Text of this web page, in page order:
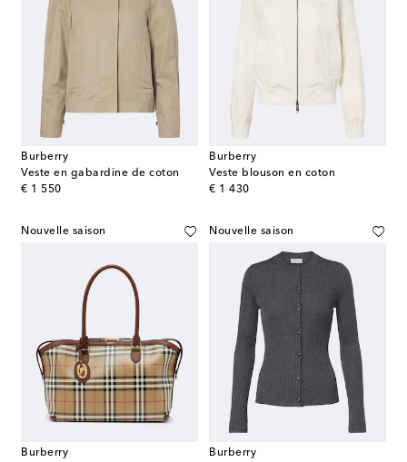
Burberry
Veste en gabardine de coton
€ 1 550
original price
Burberry
Veste blouson en coton
€ 1 430
original price
Nouvelle saison
Burberry
Nouvelle saison
Burberry